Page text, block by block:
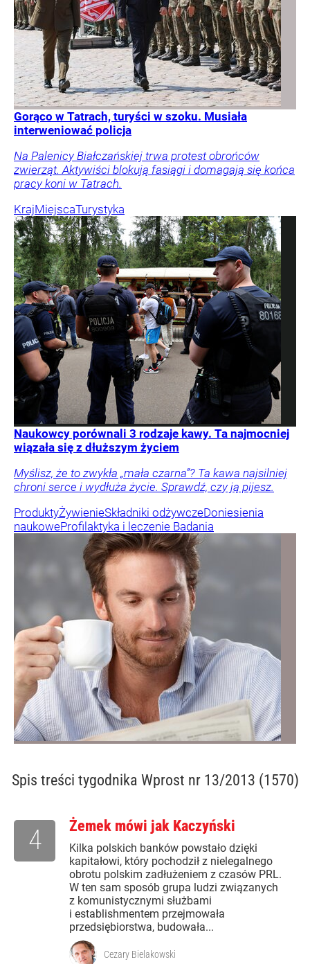
Gorąco w Tatrach, turyści w szoku. Musiała
interweniować policja
Na Palenicy Białczańskiej trwa protest obrońców
zwierząt. Aktywiści blokują fasiągi i domagają się końca
pracy koni w Tatrach.
KrajMiejscaTurystyka
Naukowcy porównali 3 rodzaje kawy. Ta najmocniej
wiązała się z dłuższym życiem
Myślisz, że to zwykła „mała czarna”? Ta kawa najsilniej
chroni serce i wydłuża życie. Sprawdź, czy ją pijesz.
ProduktyŻywienieSkładniki odżywczeDoniesienia
naukoweProfilaktyka i leczenie Badania
Spis treści tygodnika Wprost nr 13/2013 (1570)
Żemek mówi jak Kaczyński
Kilka polskich banków powstało dzięki
kapitałowi, który pochodził z nielegalnego
obrotu polskim zadłużeniem z czasów PRL.
W ten sam sposób grupa ludzi związanych
z komunistycznymi służbami
i establishmentem przejmowała
przedsiębiorstwa, budowała...
4
Cezary Bielakowski